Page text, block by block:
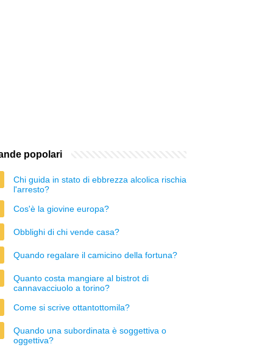
popolari
Chi guida in stato di ebbrezza alcolica rischia
l'arresto?
Cos'è la giovine europa?
Obblighi di chi vende casa?
Quando regalare il camicino della fortuna?
Quanto costa mangiare al bistrot di
cannavacciuolo a torino?
Come si scrive ottantottomila?
Quando una subordinata è soggettiva o
oggettiva?